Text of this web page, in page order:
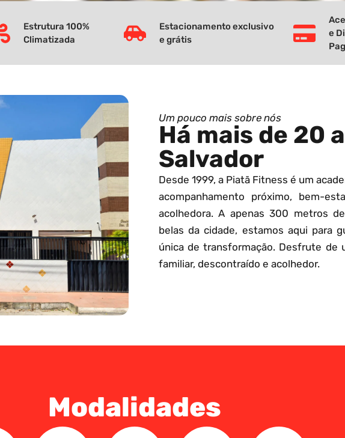
Estrutura 100%
Climatizada
Estacionamento exclusivo
e grátis
e
Um pouco mais sobre nós
Há mais de 20
Salvador
Desde 1999, a Piatã Fitness é um
acompanhamento próximo, bem-
acolhedora. A apenas 300 metros
belas da cidade, estamos aqui para
única de transformação. Desfrute de
familiar, descontraído e acolhedor.
Modalidades